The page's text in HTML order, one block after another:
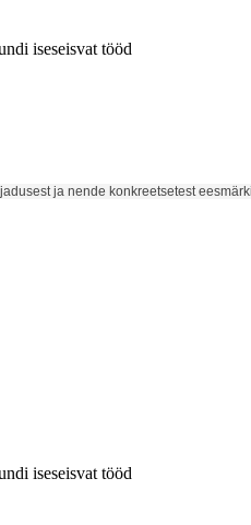
iseseisvat tööd
ja nende konkreetsetest
iseseisvat tööd